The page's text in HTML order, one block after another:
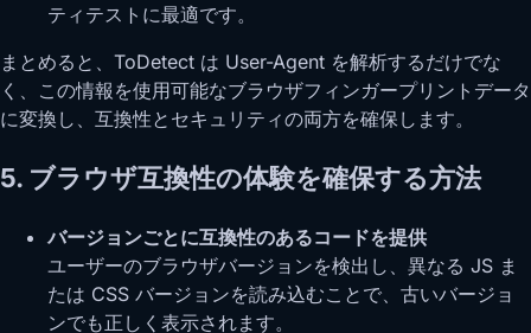
ティテストに最適です。
まとめると、ToDetect は User-Agent を解析するだけでな
く、この情報を使用可能なブラウザフィンガープリントデータ
に変換し、互換性とセキュリティの両方を確保します。
5. ブラウザ互換性の体験を確保する方法
バージョンごとに互換性のあるコードを提供
ユーザーのブラウザバージョンを検出し、異なる JS ま
たは CSS バージョンを読み込むことで、古いバージョ
ンでも正しく表示されます。